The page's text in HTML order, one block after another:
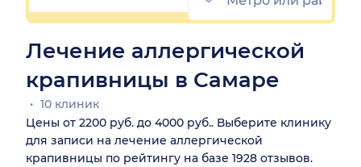
Лечение аллергической
крапивницы в Самаре
10 клиник
Цены от 2200 руб. до 4000 руб.. Выберите клинику
для записи на лечение аллергической
крапивницы по рейтингу на базе 1928 отзывов.